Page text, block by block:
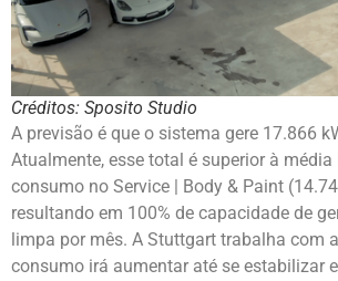
Créditos: Sposito Studio
A previsão é que o sistema gere 17.866
Atualmente, esse total é superior à
consumo no Service | Body & Paint
resultando em 100% de capacidade de
limpa por mês. A Stuttgart trabalha com
consumo irá aumentar até se estabilizar